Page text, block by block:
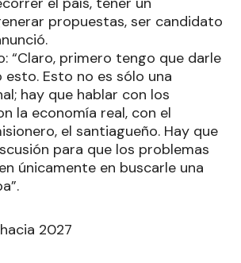
propuestas, ser candidato
“Claro, primero tengo que darle
Esto no es sólo una
hay que hablar con los
la economía real, con el
el santiagueño. Hay que
para que los problemas
únicamente en buscarle una
2027